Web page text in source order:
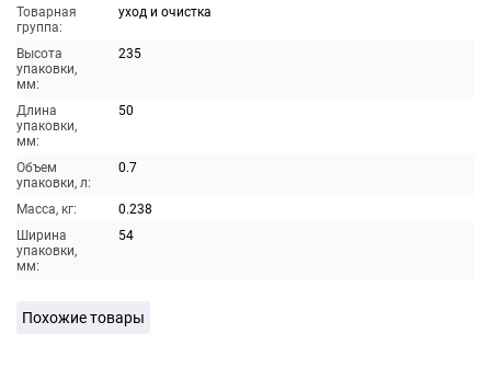
Товарная
группа:
уход и очистка
Высота
упаковки,
мм:
235
Длина
упаковки,
мм:
50
Объем
упаковки, л:
0.7
Масса, кг:
0.238
Ширина
упаковки,
мм:
54
Похожие товары